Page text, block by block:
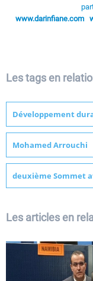
www.darinfiane.com
Les tags en
Développement
Mohamed Arrouchi
deuxième Sommet
Les articles en